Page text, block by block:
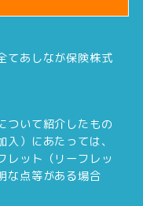
てあしなが保険株式
ついて紹介したもの
）にあたっては、
レット（リーフレッ
な点等がある場合